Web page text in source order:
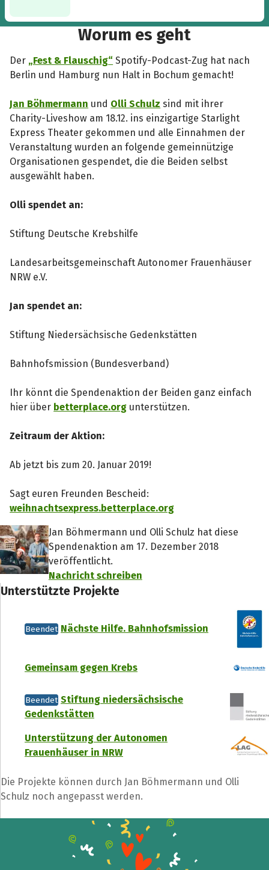
Worum es geht
Der „Fest & Flauschig“ Spotify-Podcast-Zug hat nach
Berlin und Hamburg nun Halt in Bochum gemacht!
Jan Böhmermann und Olli Schulz sind mit ihrer
Charity-Liveshow am 18.12. ins einzigartige Starlight
Express Theater gekommen und alle Einnahmen der
Veranstaltung wurden an folgende gemeinnützige
Organisationen gespendet, die die Beiden selbst
ausgewählt haben.
Olli spendet an:
Stiftung Deutsche Krebshilfe
Landesarbeitsgemeinschaft Autonomer Frauenhäuser
NRW e.V.
Jan spendet an:
Stiftung Niedersächsische Gedenkstätten
Bahnhofsmission (Bundesverband)
Ihr könnt die Spendenaktion der Beiden ganz einfach
hier über betterplace.org unterstützen.
Zeitraum der Aktion:
Ab jetzt bis zum 20. Januar 2019!
Sagt euren Freunden Bescheid:
weihnachtsexpress.betterplace.org
Jan Böhmermann und Olli Schulz hat diese
Spendenaktion am 17. Dezember 2018
veröffentlicht.
Nachricht schreiben
Unterstützte Projekte
Beendet Nächste Hilfe. Bahnhofsmission
Gemeinsam gegen Krebs
Beendet Stiftung niedersächsische
Gedenkstätten
Unterstützung der Autonomen
Frauenhäuser in NRW
Die Projekte können durch Jan Böhmermann und Olli
Schulz noch angepasst werden.
Teile die Spendenaktion